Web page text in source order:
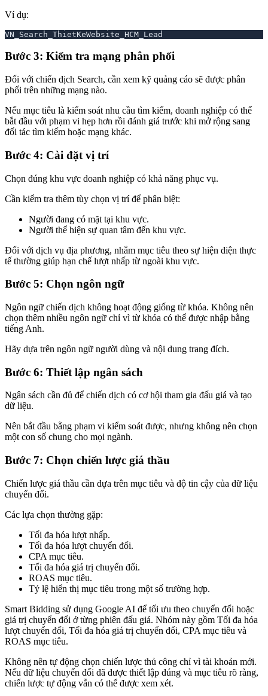
Ví dụ:
VN_Search_ThietKeWebsite_HCM_Lead
Bước 3: Kiểm tra mạng phân phối
Đối với chiến dịch Search, cần xem kỹ quảng cáo sẽ được phân
phối trên những mạng nào.
Nếu mục tiêu là kiểm soát nhu cầu tìm kiếm, doanh nghiệp có thể
bắt đầu với phạm vi hẹp hơn rồi đánh giá trước khi mở rộng sang
đối tác tìm kiếm hoặc mạng khác.
Bước 4: Cài đặt vị trí
Chọn đúng khu vực doanh nghiệp có khả năng phục vụ.
Cần kiểm tra thêm tùy chọn vị trí để phân biệt:
Người đang có mặt tại khu vực.
Người thể hiện sự quan tâm đến khu vực.
Đối với dịch vụ địa phương, nhắm mục tiêu theo sự hiện diện thực
tế thường giúp hạn chế lượt nhấp từ ngoài khu vực.
Bước 5: Chọn ngôn ngữ
Ngôn ngữ chiến dịch không hoạt động giống từ khóa. Không nên
chọn thêm nhiều ngôn ngữ chỉ vì từ khóa có thể được nhập bằng
tiếng Anh.
Hãy dựa trên ngôn ngữ người dùng và nội dung trang đích.
Bước 6: Thiết lập ngân sách
Ngân sách cần đủ để chiến dịch có cơ hội tham gia đấu giá và tạo
dữ liệu.
Nên bắt đầu bằng phạm vi kiểm soát được, nhưng không nên chọn
một con số chung cho mọi ngành.
Bước 7: Chọn chiến lược giá thầu
Chiến lược giá thầu cần dựa trên mục tiêu và độ tin cậy của dữ liệu
chuyển đổi.
Các lựa chọn thường gặp:
Tối đa hóa lượt nhấp.
Tối đa hóa lượt chuyển đổi.
CPA mục tiêu.
Tối đa hóa giá trị chuyển đổi.
ROAS mục tiêu.
Tỷ lệ hiển thị mục tiêu trong một số trường hợp.
Smart Bidding sử dụng Google AI để tối ưu theo chuyển đổi hoặc
giá trị chuyển đổi ở từng phiên đấu giá. Nhóm này gồm Tối đa hóa
lượt chuyển đổi, Tối đa hóa giá trị chuyển đổi, CPA mục tiêu và
ROAS mục tiêu.
Không nên tự động chọn chiến lược thủ công chỉ vì tài khoản mới.
Nếu dữ liệu chuyển đổi đã được thiết lập đúng và mục tiêu rõ ràng,
chiến lược tự động vẫn có thể được xem xét.